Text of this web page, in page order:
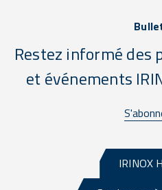
Restez informé des
et événements
IRINOX